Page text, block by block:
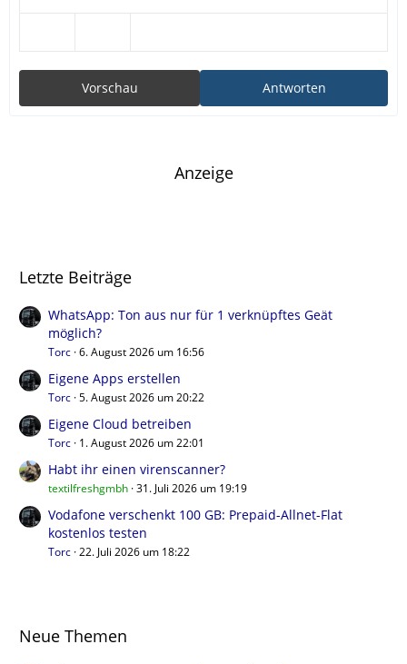
Antworten
Vorschau
Anzeige
Letzte Beiträge
WhatsApp: Ton aus nur für 1 verknüpftes Geät
möglich?
Torc 6. August 2026 um 16:56
Eigene Apps erstellen
Torc 5. August 2026 um 20:22
Eigene Cloud betreiben
Torc 1. August 2026 um 22:01
Habt ihr einen virenscanner?
textilfreshgmbh 31. Juli 2026 um 19:19
Vodafone verschenkt 100 GB: Prepaid-Allnet-Flat
kostenlos testen
Torc 22. Juli 2026 um 18:22
Neue Themen